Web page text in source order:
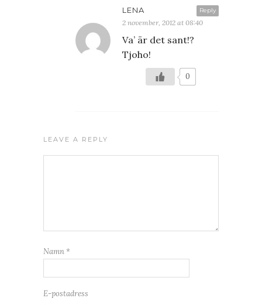
Reply
LENA
2 november, 2012 at 08:40
Va’ är det sant!?
Tjoho!
0
LEAVE A REPLY
Namn *
E-postadress